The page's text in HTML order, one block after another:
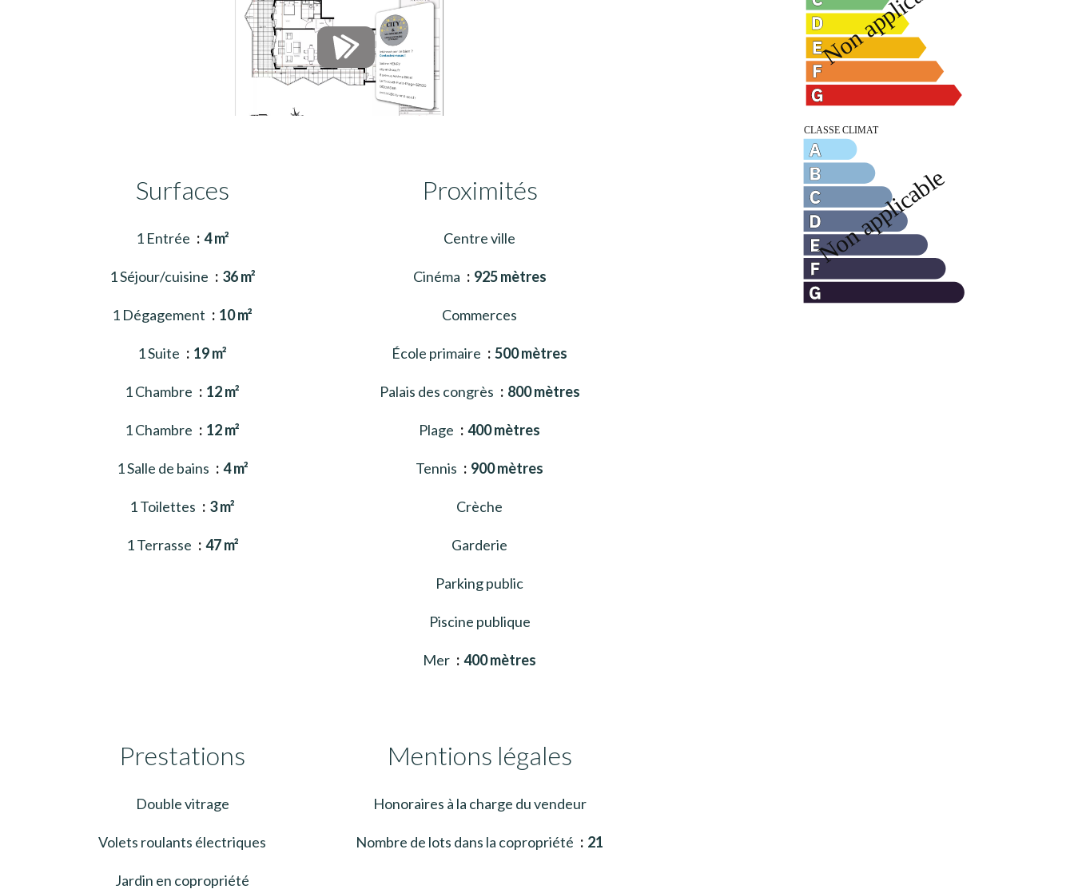
Surfaces
1 Entrée 4 m²
1 Séjour/cuisine 36 m²
1 Dégagement 10 m²
1 Suite 19 m²
1 Chambre 12 m²
1 Chambre 12 m²
1 Salle de bains 4 m²
1 Toilettes 3 m²
1 Terrasse 47 m²
Proximités
Centre ville
Cinéma 925 mètres
Commerces
École primaire 500 mètres
Palais des congrès 800 mètres
Plage 400 mètres
Tennis 900 mètres
Crèche
Garderie
Parking public
Piscine publique
Mer 400 mètres
Prestations
Double vitrage
Volets roulants électriques
Jardin en copropriété
Mentions légales
Honoraires à la charge du vendeur
Nombre de lots dans la copropriété 21